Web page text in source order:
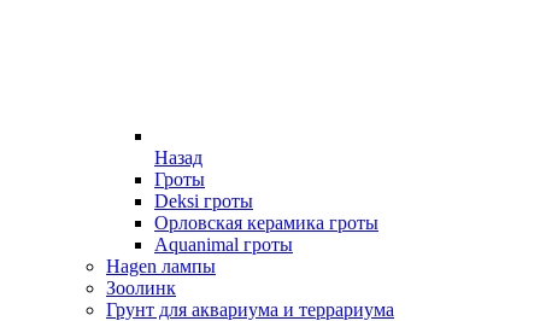
Назад
Гроты
Deksi гроты
Орловская керамика гроты
Aquanimal гроты
Hagen лампы
Зоолинк
Грунт для аквариума и террариума